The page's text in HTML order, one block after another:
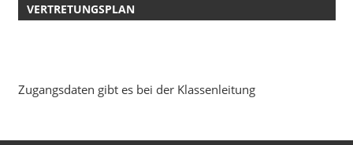
VERTRETUNGSPLAN
Zugangsdaten gibt es bei der Klassenleitung